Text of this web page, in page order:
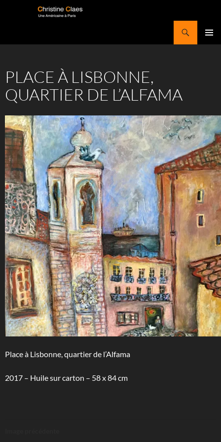
PLACE À LISBONNE,
QUARTIER DE L’ALFAMA
Place à Lisbonne, quartier de l’Alfama
2017 – Huile sur carton – 58 x 84 cm